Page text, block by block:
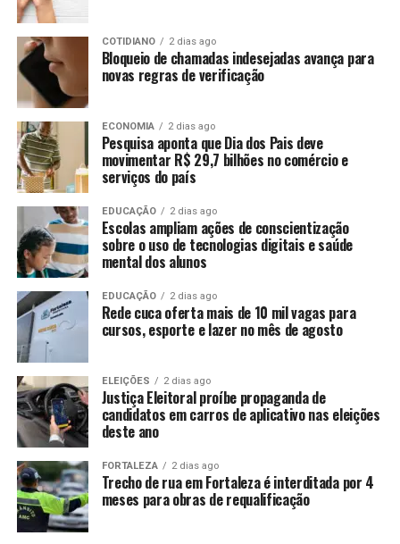
COTIDIANO 2 dias ago
Bloqueio de chamadas indesejadas avança para
novas regras de verificação
ECONOMIA 2 dias ago
Pesquisa aponta que Dia dos Pais deve
movimentar R$ 29,7 bilhões no comércio e
serviços do país
EDUCAÇÃO 2 dias ago
Escolas ampliam ações de conscientização
sobre o uso de tecnologias digitais e saúde
mental dos alunos
EDUCAÇÃO 2 dias ago
Rede cuca oferta mais de 10 mil vagas para
cursos, esporte e lazer no mês de agosto
ELEIÇÕES 2 dias ago
Justiça Eleitoral proíbe propaganda de
candidatos em carros de aplicativo nas eleições
deste ano
FORTALEZA 2 dias ago
Trecho de rua em Fortaleza é interditada por 4
meses para obras de requalificação